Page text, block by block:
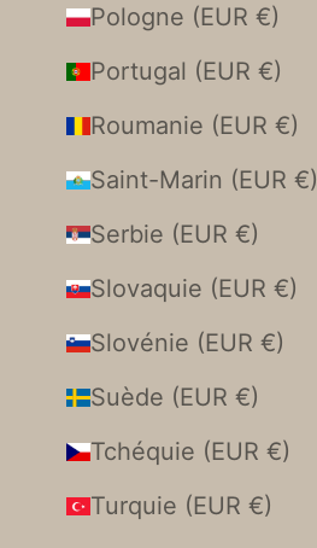
Pologne (EUR €)
Portugal (EUR €)
Roumanie (EUR €)
Saint-Marin (EUR €)
Serbie (EUR €)
Slovaquie (EUR €)
Slovénie (EUR €)
Suède (EUR €)
Tchéquie (EUR €)
Turquie (EUR €)